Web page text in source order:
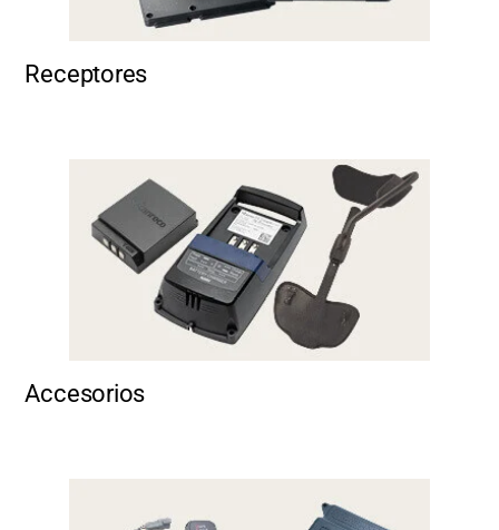
Receptores
Accesorios